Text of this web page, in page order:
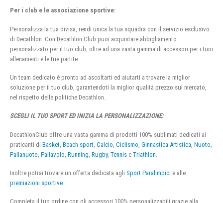
Per i club e le associazione sportive:
Personalizza la tua divisa, rendi unica la tua squadra con il servizio esclusivo
di Decathlon. Con Decathlon Club puoi acquistare abbigliamento
personalizzato per il tuo club, oltre ad una vasta gamma di accessori per i tuoi
allenamenti e le tue partite.
Un team dedicato è pronto ad ascoltarti ed aiutarti a trovare la miglior
soluzione per il tuo club, garantendoti la miglior qualità prezzo sul mercato,
nel rispetto delle politiche Decathlon.
SCEGLI IL TUO SPORT ED INIZIA LA PERSONALIZZAZIONE:
DecathlonClub offre una vasta gamma di prodotti 100% sublimati dedicati ai
praticanti di Basket Beach sport Calcio Ciclismo Ginnastica Artistica Nuoto
Pallanuoto Pallavolo Running Rugby, Tennis e Triathlon
Inoltre potrai trovare un offerta dedicata agli Sport Paralimpici e alle
premiazioni sportive
Completa il tuo ordine con gli accessori 100% personalizzabili grazie alla